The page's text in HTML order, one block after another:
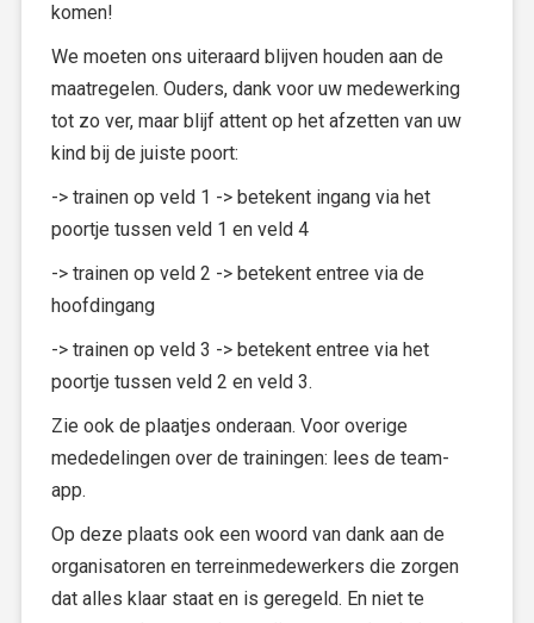
komen!
We moeten ons uiteraard blijven houden aan de
maatregelen. Ouders, dank voor uw medewerking
tot zo ver, maar blijf attent op het afzetten van uw
kind bij de juiste poort:
-> trainen op veld 1 -> betekent ingang via het
poortje tussen veld 1 en veld 4
-> trainen op veld 2 -> betekent entree via de
hoofdingang
-> trainen op veld 3 -> betekent entree via het
poortje tussen veld 2 en veld 3.
Zie ook de plaatjes onderaan. Voor overige
mededelingen over de trainingen: lees de team-
app.
Op deze plaats ook een woord van dank aan de
organisatoren en terreinmedewerkers die zorgen
dat alles klaar staat en is geregeld. En niet te